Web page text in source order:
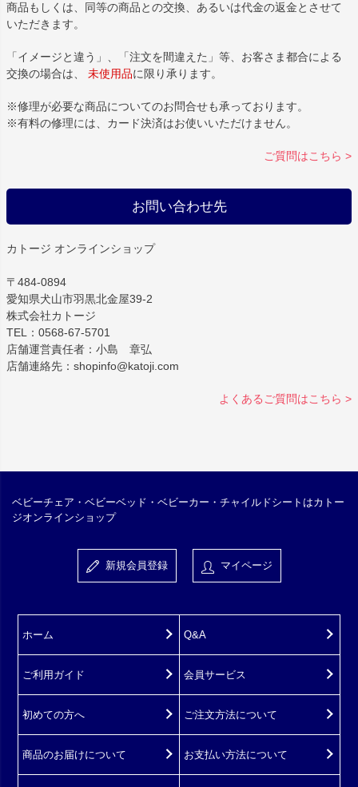
商品もしくは、同等の商品との交換、あるいは代金の返金とさせて
いただきます。
「イメージと違う」、「注文を間違えた」等、お客さま都合による
交換の場合は、 未使用品に限り承ります。
※修理が必要な商品についてのお問合せも承っております。
※有料の修理には、カード決済はお使いいただけません。
ご質問はこちら >
お問い合わせ先
カトージ オンラインショップ
〒484-0894
愛知県犬山市羽黒北金屋39-2
株式会社カトージ
TEL：0568-67-5701
店舗運営責任者：小島 章弘
店舗連絡先：shopinfo@katoji.com
よくあるご質問はこちら >
ベビーチェア・ベビーベッド・ベビーカー・チャイルドシートはカトー
ジオンラインショップ
新規会員登録 マイページ
ホーム
ご利用ガイド
初めての方へ
Q&A
会員サービス
ご注文方法について
商品のお届けについて お支払い方法について